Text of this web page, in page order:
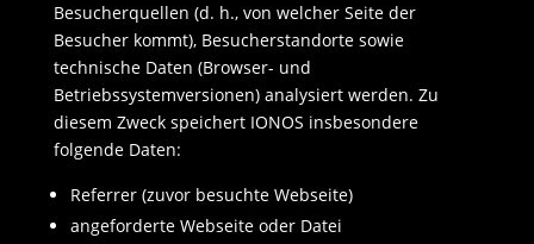
Besucherquellen (d. h., von welcher Seite der
Besucher kommt), Besucherstandorte sowie
technische Daten (Browser- und
Betriebssystemversionen) analysiert werden. Zu
diesem Zweck speichert IONOS insbesondere
folgende Daten:
Referrer (zuvor besuchte Webseite)
angeforderte Webseite oder Datei